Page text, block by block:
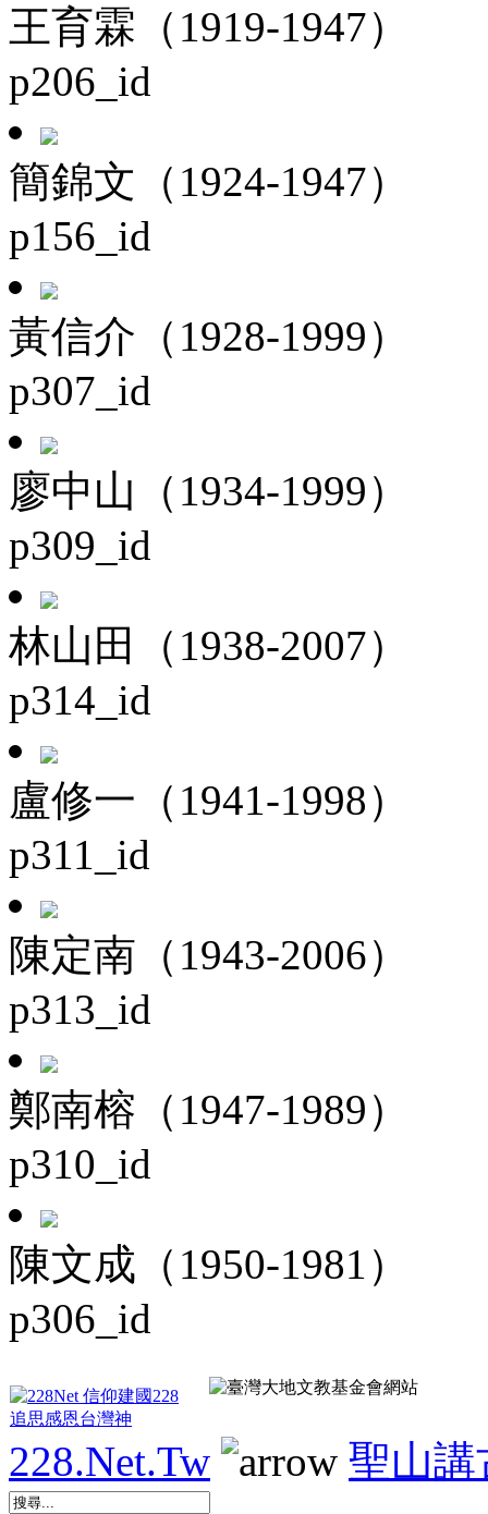
王育霖（1919-1947）
p206_id
簡錦文（1924-1947）
p156_id
黃信介（1928-1999）
p307_id
廖中山（1934-1999）
p309_id
林山田（1938-2007）
p314_id
盧修一（1941-1998）
p311_id
陳定南（1943-2006）
p313_id
鄭南榕（1947-1989）
p310_id
陳文成（1950-1981）
p306_id
228.Net.Tw 聖山講